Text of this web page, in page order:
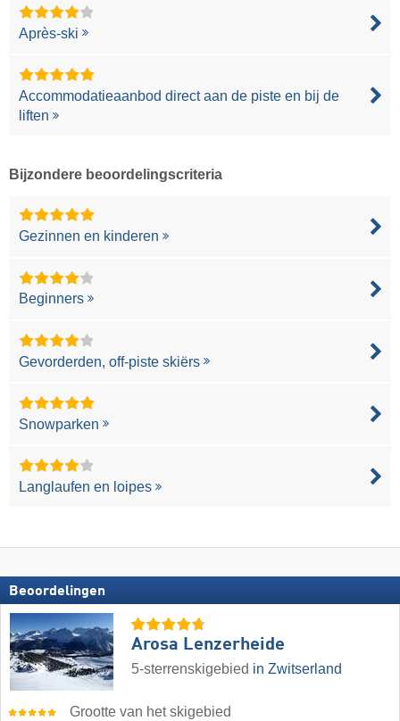
Après-ski
Accommodatieaanbod direct aan de piste en bij de
liften
Bijzondere beoordelingscriteria
Gezinnen en kinderen
Beginners
Gevorderden, off-piste skiërs
Snowparken
Langlaufen en loipes
Beoordelingen
Arosa Lenzerheide
5-sterrenskigebied in Zwitserland
Grootte van het skigebied